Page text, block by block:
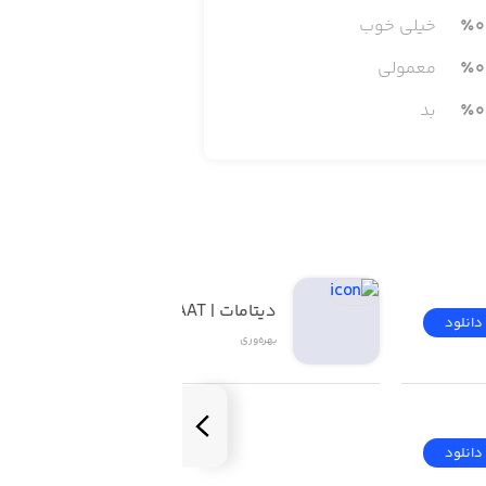
Whether you’re trying to track how
٪0
خیلی خوب
٪0
معمولی
٪0 بد
دانلود
دانلود
دیتامات | DATAMAAT
بهره‌وری